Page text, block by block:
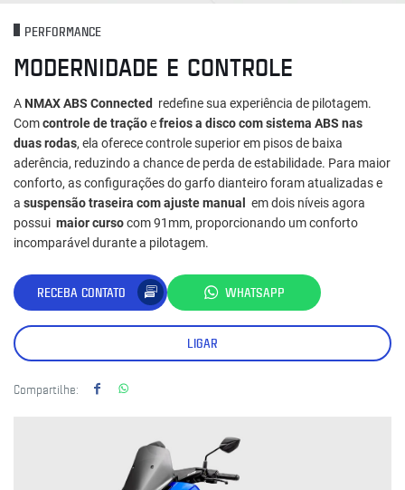
PERFORMANCE
MODERNIDADE E CONTROLE
A NMAX ABS Connected redefine sua experiência de pilotagem.
Comcontrole de traçãoefreios a disco com sistema ABS nas
duas rodas, ela oferece controle superior em pisos de baixa
aderência, reduzindo a chance de perda de estabilidade. Para maior
conforto, as configurações do garfo dianteiro foram atualizadas e
a suspensão traseira com ajuste manual
em dois níveis agora
possui maior cursocom 91mm, proporcionando um conforto
incomparável durante a pilotagem.
RECEBA CONTATO WHATSAPP
LIGAR
Compartilhe: